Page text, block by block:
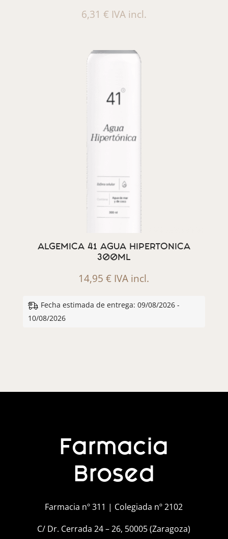
6,31 € IVA incl.
ALGEMICA 41 AGUA HIPERTONICA
300ML
14,95€ IVA incl.
Fecha estimada de entrega: 09/08/2026 -
10/08/2026
Farmacia
Brosed
Farmacia nº 311 | Colegiada nº 2102
C/ Dr. Cerrada 24 – 26, 50005 (Zaragoza)